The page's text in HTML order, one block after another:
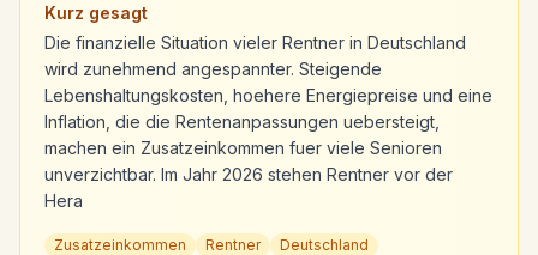
Kurz gesagt
Die finanzielle Situation vieler Rentner in Deutschland
wird zunehmend angespannter. Steigende
Lebenshaltungskosten, hoehere Energiepreise und eine
Inflation, die die Rentenanpassungen uebersteigt,
machen ein Zusatzeinkommen fuer viele Senioren
unverzichtbar. Im Jahr 2026 stehen Rentner vor der
Hera
Zusatzeinkommen Rentner
Deutschland